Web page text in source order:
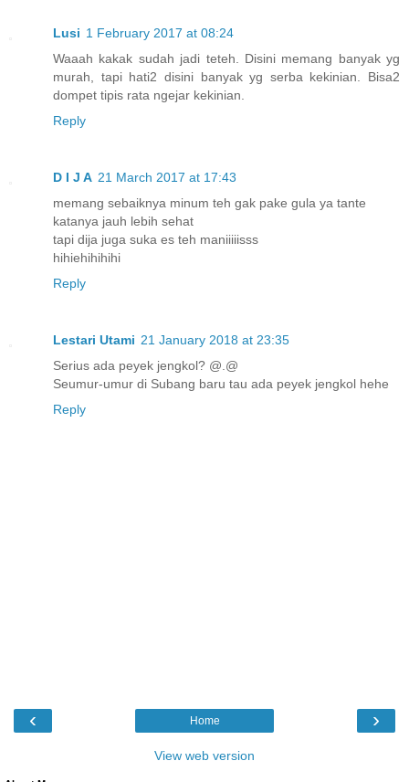
Lusi 1 February 2017 at 08:24
Waaah kakak sudah jadi teteh. Disini memang banyak yg
murah, tapi hati2 disini banyak yg serba kekinian. Bisa2
dompet tipis rata ngejar kekinian.
Reply
D I J A 21 March 2017 at 17:43
memang sebaiknya minum teh gak pake gula ya tante
katanya jauh lebih sehat
tapi dija juga suka es teh maniiiiisss
hihiehihihihi
Reply
Lestari Utami 21 January 2018 at 23:35
Serius ada peyek jengkol? @.@
Seumur-umur di Subang baru tau ada peyek jengkol hehe
Reply
‹ ›
Home
View web version